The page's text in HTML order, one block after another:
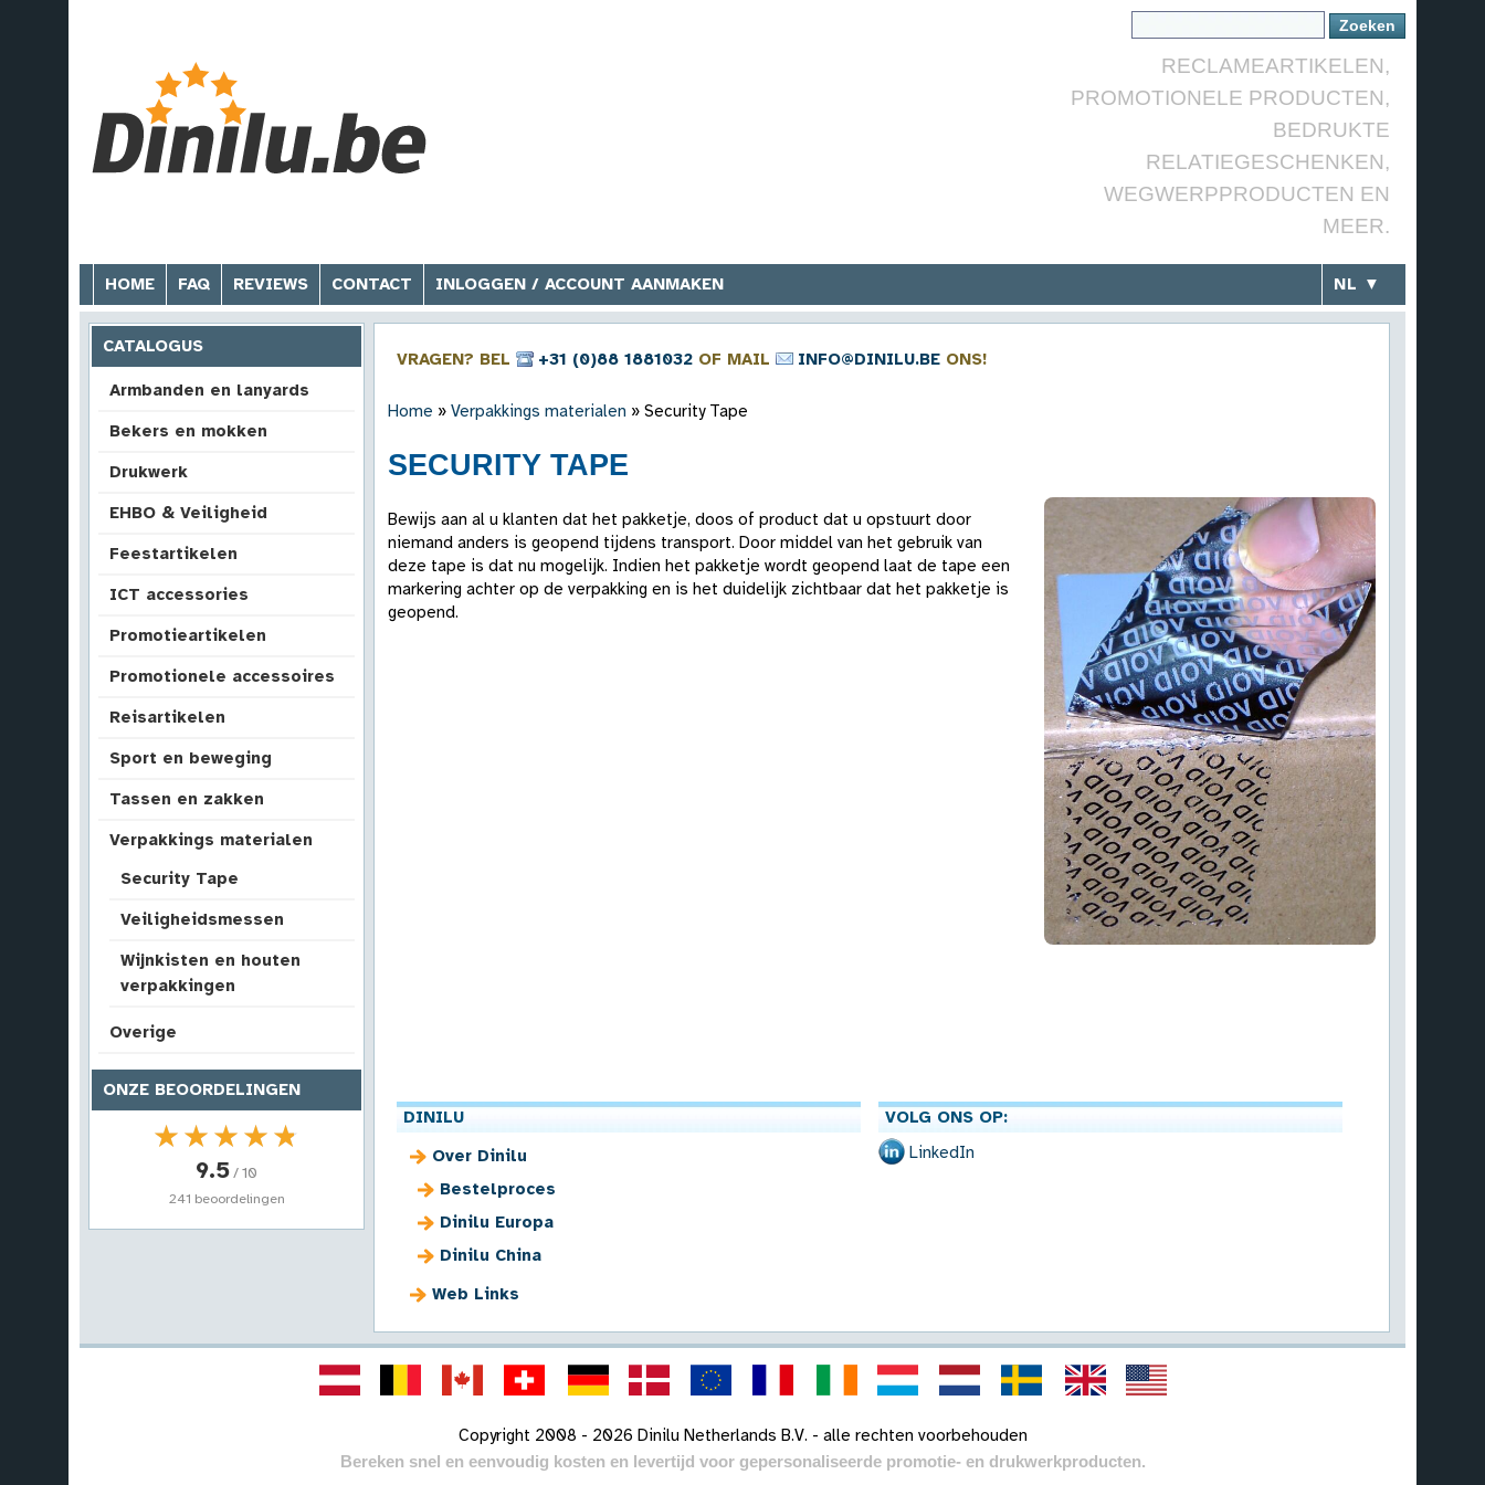
RECLAMEARTIKELEN,
PROMOTIONELE PRODUCTEN,
BEDRUKTE
RELATIEGESCHENKEN,
WEGWERPPRODUCTEN EN
MEER.
HOME FAQ REVIEWS CONTACT INLOGGEN / ACCOUNT AANMAKEN NL ▼
CATALOGUS
Armbanden en lanyards
Bekers en mokken
Drukwerk
EHBO & Veiligheid
Feestartikelen
ICT accessories
Promotieartikelen
Promotionele accessoires
Reisartikelen
Sport en beweging
Tassen en zakken
Verpakkings materialen
Security Tape
Veiligheidsmessen
Wijnkisten en houten
verpakkingen
Overige
ONZE BEOORDELINGEN
★★★★★
★★★★★
9.5/ 10
241 beoordelingen
VRAGEN? BEL +31 (0)88 1881032 OF MAIL INFO@DINILU.BE ONS!
Home » Verpakkings materialen » Security Tape
SECURITY TAPE
Bewijs aan al u klanten dat het pakketje, doos of product dat u opstuurt door
niemand anders is geopend tijdens transport. Door middel van het gebruik van
deze tape is dat nu mogelijk. Indien het pakketje wordt geopend laat de tape een
markering achter op de verpakking en is het duidelijk zichtbaar dat het pakketje is
geopend.
DINILU
Over Dinilu
Bestelproces
Dinilu Europa
Dinilu China
Web Links
VOLG ONS OP:
LinkedIn
Copyright 2008 - 2026 Dinilu Netherlands B.V. - alle rechten voorbehouden
Bereken snel en eenvoudig kosten en levertijd voor gepersonaliseerde promotie- en drukwerkproducten.